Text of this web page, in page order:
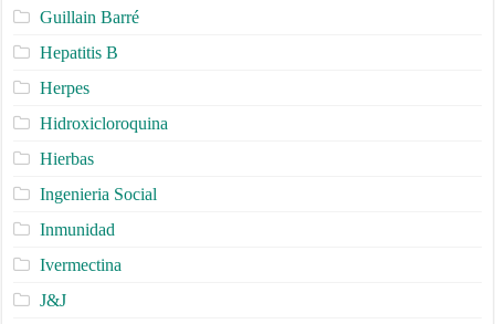
Guillain Barré
Hepatitis B
Herpes
Hidroxicloroquina
Hierbas
Ingenieria Social
Inmunidad
Ivermectina
J&J